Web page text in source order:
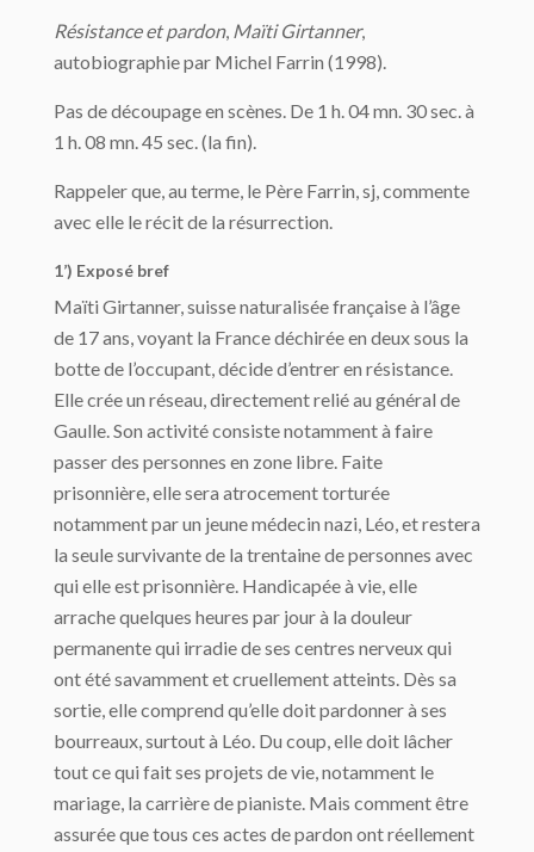
Résistance et pardon, Maïti Girtanner,
autobiographie par Michel Farrin (1998).
Pas de découpage en scènes. De 1 h. 04 mn. 30 sec. à
1 h. 08 mn. 45 sec. (la fin).
Rappeler que, au terme, le Père Farrin, sj, commente
avec elle le récit de la résurrection.
1’) Exposé bref
Maïti Girtanner, suisse naturalisée française à l’âge
de 17 ans, voyant la France déchirée en deux sous la
botte de l’occupant, décide d’entrer en résistance.
Elle crée un réseau, directement relié au général de
Gaulle. Son activité consiste notamment à faire
passer des personnes en zone libre. Faite
prisonnière, elle sera atrocement torturée
notamment par un jeune médecin nazi, Léo, et restera
la seule survivante de la trentaine de personnes avec
qui elle est prisonnière. Handicapée à vie, elle
arrache quelques heures par jour à la douleur
permanente qui irradie de ses centres nerveux qui
ont été savamment et cruellement atteints. Dès sa
sortie, elle comprend qu’elle doit pardonner à ses
bourreaux, surtout à Léo. Du coup, elle doit lâcher
tout ce qui fait ses projets de vie, notamment le
mariage, la carrière de pianiste. Mais comment être
assurée que tous ces actes de pardon ont réellement